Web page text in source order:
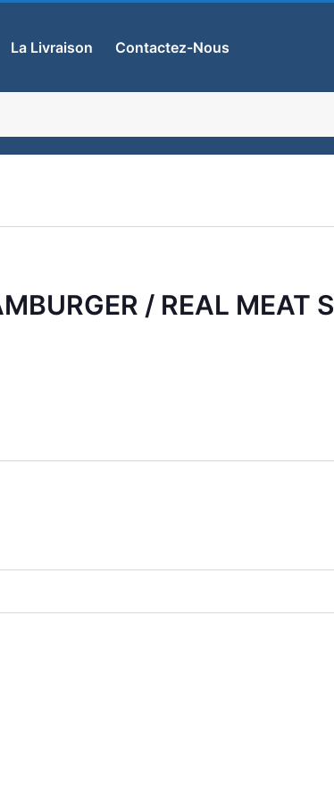
La Livraison Contactez-Nous
/ REAL MEAT S